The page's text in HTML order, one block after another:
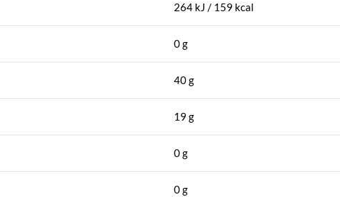
264 kJ / 159 kcal
0 g
40 g
19 g
0 g
0 g